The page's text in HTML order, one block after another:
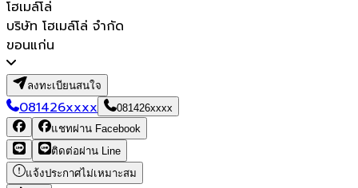
โฮเมล์โล่
บริษัท โฮเมล์โล่ จำกัด
ขอนแก่น
ลงทะเบียนสนใจ
081426xxxx
081426xxxx
แชทผ่าน Facebook
ติดต่อผ่าน Line
แจ้งประกาศไม่เหมาะสม